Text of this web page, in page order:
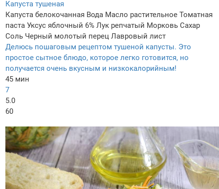
Капуста тушеная
Капуста белокочанная Вода Масло растительное Томатная
паста Уксус яблочный 6% Лук репчатый Морковь Сахар
Соль Черный молотый перец Лавровый лист
Делюсь пошаговым рецептом тушеной капусты. Это
простое сытное блюдо, которое легко готовится, но
получается очень вкусным и низкокалорийным!
45 мин
7
5.0
60